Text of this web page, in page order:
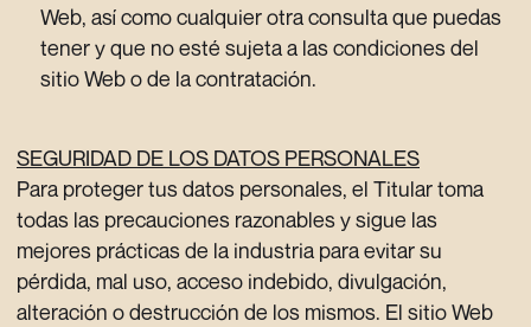
Web, así como cualquier otra consulta que puedas
tener y que no esté sujeta a las condiciones del
sitio Web o de la contratación.
SEGURIDAD DE LOS DATOS PERSONALES
Para proteger tus datos personales, el Titular toma
todas las precauciones razonables y sigue las
mejores prácticas de la industria para evitar su
pérdida, mal uso, acceso indebido, divulgación,
alteración o destrucción de los mismos. El sitio Web